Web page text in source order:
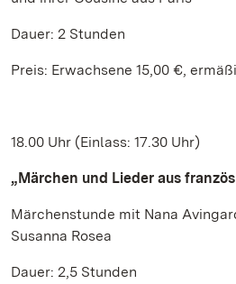
Dauer: 2 Stunden
Preis: Erwachsene 15,00 €,
18.00 Uhr (Einlass: 17.30 Uhr)
„Märchen und Lieder aus
Märchenstunde mit Nana
Susanna Rosea
Dauer: 2,5 Stunden